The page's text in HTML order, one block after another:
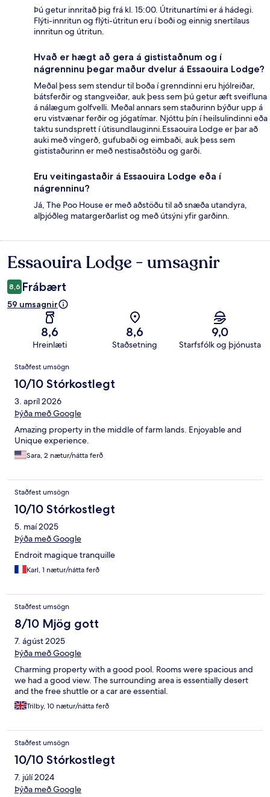
Þú getur innritað þig frá kl. 15:00. Útritunartími er á hádegi.
Flýti-innritun og flýti-útritun eru í boði og einnig snertilaus
innritun og útritun.
Hvað er hægt að gera á gististaðnum og í
nágrenninu þegar maður dvelur á Essaouira Lodge?
Meðal þess sem stendur til boða í grenndinni eru hjólreiðar,
bátsferðir og stangveiðar, auk þess sem þú getur æft sveifluna
á nálægum golfvelli. Meðal annars sem staðurinn býður upp á
eru vistvænar ferðir og jógatímar. Njóttu þín í heilsulindinni eða
taktu sundsprett í útisundlauginni.Essaouira Lodge er þar að
auki með víngerð, gufubaði og eimbaði, auk þess sem
gististaðurinn er með nestisaðstöðu og garði.
Eru veitingastaðir á Essaouira Lodge eða í
nágrenninu?
Já, The Poo House er með aðstöðu til að snæða utandyra,
alþjóðleg matargerðarlist og með útsýni yfir garðinn.
Umsagnir
Essaouira Lodge - umsagnir
8,6 Frábært
59 umsagnir
8,6
Hreinlæti
8,6
Staðsetning
9,0
Starfsfólk og þjónusta
Umsagnir
Staðfest umsögn
10/10 Stórkostlegt
3. apríl 2026
Þýða með Google
Amazing property in the middle of farm lands. Enjoyable and
Unique experience.
Sara, 2 nætur/nátta ferð
Staðfest umsögn
10/10 Stórkostlegt
5. maí 2025
Þýða með Google
Endroit magique tranquille
Karl, 1 nætur/nátta ferð
Staðfest umsögn
8/10 Mjög gott
7. ágúst 2025
Þýða með Google
Charming property with a good pool. Rooms were spacious and
we had a good view. The surrounding area is essentially desert
and the free shuttle or a car are essential.
Trilby, 10 nætur/nátta ferð
Staðfest umsögn
10/10 Stórkostlegt
7. júlí 2024
Þýða með Google